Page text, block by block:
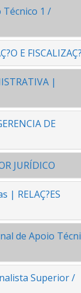
Técnico 1 /
E
|
DE
JURÍDICO
| RELAÇ?ES
de Apoio
Superior /